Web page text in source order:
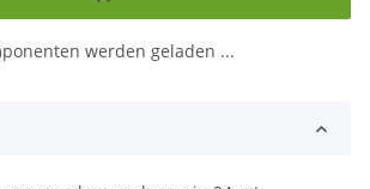
werden geladen ...